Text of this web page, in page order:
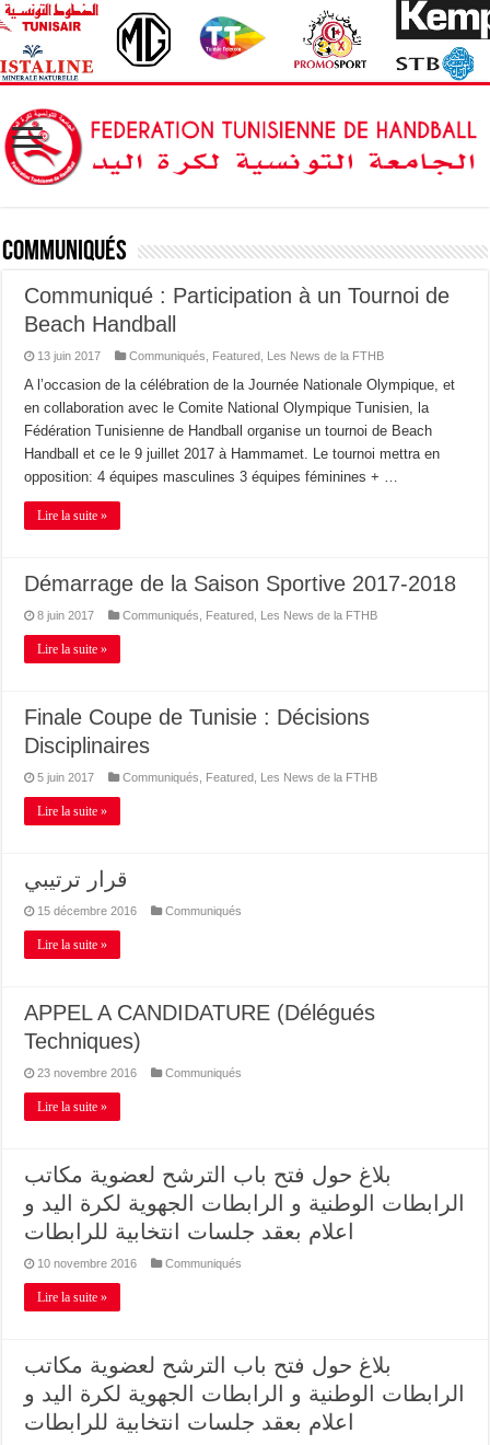
Communiqués
Communiqué : Participation à un Tournoi de
Beach Handball
13 juin 2017 Communiqués Featured Les News de la FTHB
A l’occasion de la célébration de la Journée Nationale Olympique, et
en collaboration avec le Comite National Olympique Tunisien, la
Fédération Tunisienne de Handball organise un tournoi de Beach
Handball et ce le 9 juillet 2017 à Hammamet. Le tournoi mettra en
opposition: 4 équipes masculines 3 équipes féminines + …
Lire la suite »
Démarrage de la Saison Sportive 2017-2018
8 juin 2017 Communiqués Featured Les News de la FTHB
Lire la suite »
Finale Coupe de Tunisie : Décisions
Disciplinaires
5 juin 2017 Communiqués Featured Les News de la FTHB
Lire la suite »
قرار ترتيبي
15 décembre 2016 Communiqués
Lire la suite »
APPEL A CANDIDATURE (Délégués
Techniques)
23 novembre 2016 Communiqués
Lire la suite »
بلاغ حول فتح باب الترشح لعضوية مكاتب
الرابطات الوطنية و الرابطات الجهوية لكرة اليد و
اعلام بعقد جلسات انتخابية للرابطات
10 novembre 2016 Communiqués
Lire la suite »
بلاغ حول فتح باب الترشح لعضوية مكاتب
الرابطات الوطنية و الرابطات الجهوية لكرة اليد و
اعلام بعقد جلسات انتخابية للرابطات